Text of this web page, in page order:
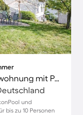
Familienorientierte tolle Ferienwohnung mit Pool, Terrasse und Grill | Bergblick
und
bis zu 10 Personen